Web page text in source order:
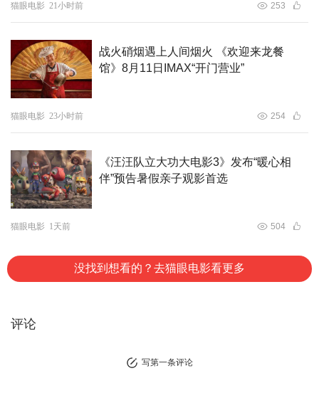
猫眼电影 21小时前 253
战火硝烟遇上人间烟火 《欢迎来龙餐
馆》8月11日IMAX“开门营业”
猫眼电影 23小时前 254
《汪汪队立大功大电影3》发布“暖心相
伴”预告暑假亲子观影首选
猫眼电影 1天前 504
没找到想看的？去猫眼电影看更多
评论
写第一条评论